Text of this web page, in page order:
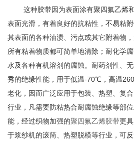
这种胶带因为表面涂有聚四氟乙烯
表面光滑，有着良好的抗粘性， 不易粘
其表面的各种油渍、污点或其它附着物 ，
所有粘着物质都可简单地清除；耐化学
水及各种有机溶剂的腐蚀。耐药剂性、
秀的绝缘性能， 用于低温-70℃ ，高温
老化 ， 因而广泛应用于包装、热塑、复
行业，凡需要防粘热合耐腐蚀绝缘等部
能 ， 经过织物加强的聚四氟乙烯胶带更
于浆纱机的滚筒、热塑脱模等行业，可